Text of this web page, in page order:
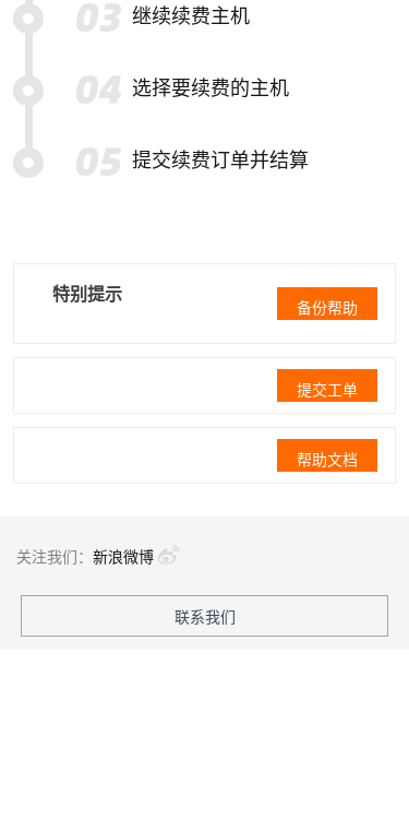
继续续费主机
选择要续费的主机
提交续费订单并结算
特别提示
备份帮助
提交工单
帮助文档